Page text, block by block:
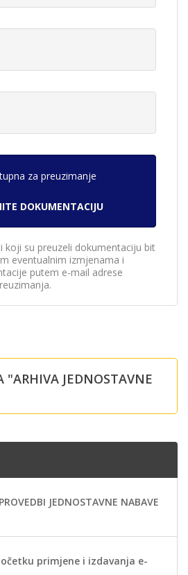
za preuzimanje
koji su preuzeli dokumentaciju bit
eventualnim izmjenama i
putem e-mail adrese
"ARHIVA JEDNOSTAVNE
JEDNOSTAVNE NABAVE
primjene i izdavanja e-